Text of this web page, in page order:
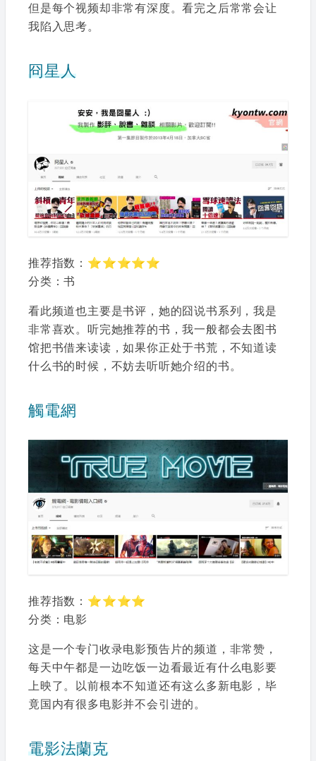
但是每个视频却非常有深度。看完之后常常会让
我陷入思考。
冏星人
推荐指数：⭐⭐⭐⭐⭐
分类：书
看此频道也主要是书评，她的囧说书系列，我是
非常喜欢。听完她推荐的书，我一般都会去图书
馆把书借来读读，如果你正处于书荒，不知道读
什么书的时候，不妨去听听她介绍的书。
觸電網
推荐指数：⭐⭐⭐⭐
分类：电影
这是一个专门收录电影预告片的频道，非常赞，
每天中午都是一边吃饭一边看最近有什么电影要
上映了。以前根本不知道还有这么多新电影，毕
竟国内有很多电影并不会引进的。
電影法蘭克